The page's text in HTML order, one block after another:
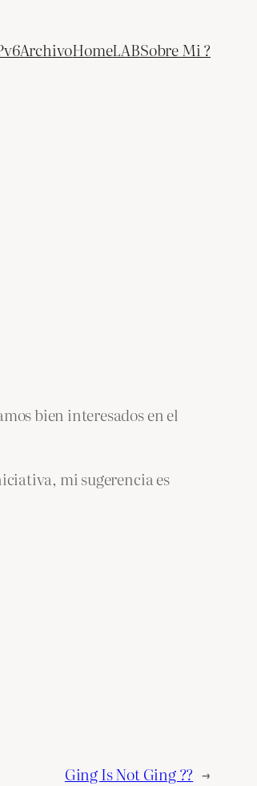
ArchivoHomeLABSobre Mi ?
bien interesados en el
mi sugerencia es
Ging Is Not Ging ?? →